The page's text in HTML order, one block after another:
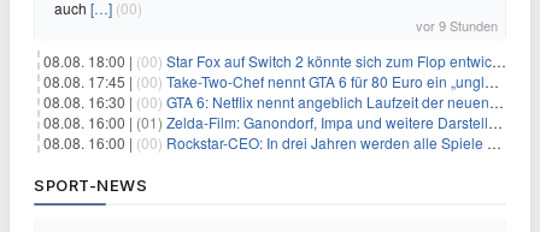
auch […] (00)
vor 9 Stunden
08.08. 18:00 | (00) Star Fox auf Switch 2 könnte sich zum Flop entwickeln
08.08. 17:45 | (00) Take-Two-Chef nennt GTA 6 für 80 Euro ein „unglaubliches Schnäppchen“
08.08. 16:30 | (00) GTA 6: Netflix nennt angeblich Laufzeit der neuen Gameplay-Präsentation
08.08. 16:00 | (01) Zelda-Film: Ganondorf, Impa und weitere Darsteller sollen feststehen
08.08. 16:00 | (00) Rockstar-CEO: In drei Jahren werden alle Spiele gestreamt
SPORT-NEWS